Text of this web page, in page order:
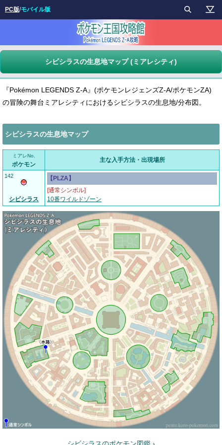
シビシラスの生息地マップ (ミアレシティ)
『Pokémon LEGENDS Z-A』(ポケモンレジェンズZ-A/ポケモンZA)
の冒険の舞台ミアレシティにおけるシビシラスの生息地/分布図。
シビシラスの生息地マップ
ミアレNo.
ポケモン
主な入手方法・出現場所
142
シビシラス
【PLZA】
[通常シンボル]
10番ワイルドゾーン
PC版/モバイル版